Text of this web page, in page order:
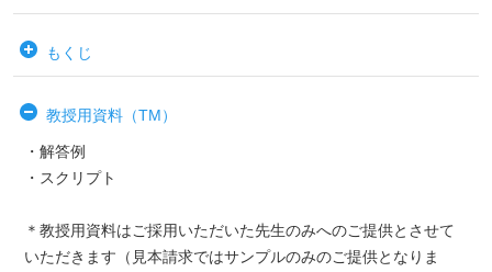
もくじ
教授用資料（TM）
・解答例
・スクリプト
＊教授用資料はご採用いただいた先生のみへのご提供とさせて
いただきます（見本請求ではサンプルのみのご提供となりま